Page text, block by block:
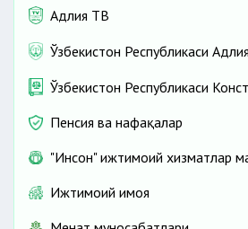
Адлия ТВ
Ўзбекистон Республикаси
Ўзбекистон Республикаси
Пенсия ва нафақалар
"Инсон" ижтимоий хизматлар
Ижтимоий ҳимоя